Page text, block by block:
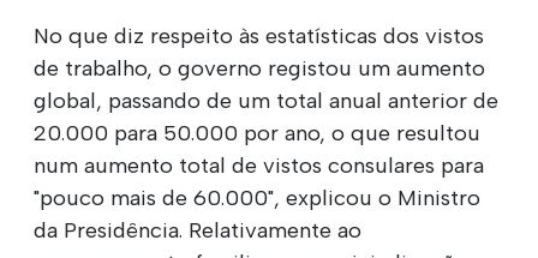
No que diz respeito às estatísticas dos vistos
de trabalho, o governo registou um aumento
global, passando de um total anual anterior de
20.000 para 50.000 por ano, o que resultou
num aumento total de vistos consulares para
"pouco mais de 60.000", explicou o Ministro
da Presidência. Relativamente ao